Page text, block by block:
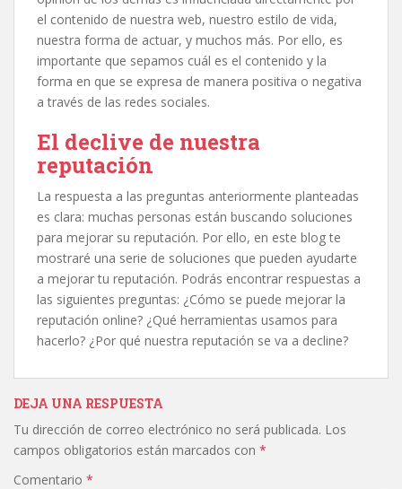
el contenido de nuestra web, nuestro estilo de vida,
nuestra forma de actuar, y muchos más. Por ello, es
importante que sepamos cuál es el contenido y la
forma en que se expresa de manera positiva o negativa
a través de las redes sociales.
El declive de nuestra
reputación
La respuesta a las preguntas anteriormente planteadas
es clara: muchas personas están buscando soluciones
para mejorar su reputación. Por ello, en este blog te
mostraré una serie de soluciones que pueden ayudarte
a mejorar tu reputación. Podrás encontrar respuestas a
las siguientes preguntas: ¿Cómo se puede mejorar la
reputación online? ¿Qué herramientas usamos para
hacerlo? ¿Por qué nuestra reputación se va a decline?
DEJA UNA RESPUESTA
Tu dirección de correo electrónico no será publicada. Los
campos obligatorios están marcados con *
Comentario *